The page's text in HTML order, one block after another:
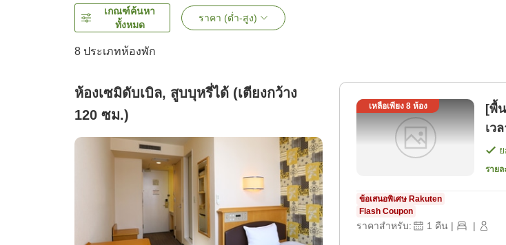
เกณฑ์ค้นหา
ทั้งหมด
ราคา (ต่ำ-สูง)
8 ประเภทห้องพัก
ห้องเซมิดับเบิล, สูบบุหรี่ได้ (เตียงกว้าง
120 ซม.)
เหลือเพียง 8ห้อง
[พื้
เว
ราย
ข้อเสนอพิเศษ Rakuten
Flash Coupon
ราคาสำหรับ: 1 คืน | |